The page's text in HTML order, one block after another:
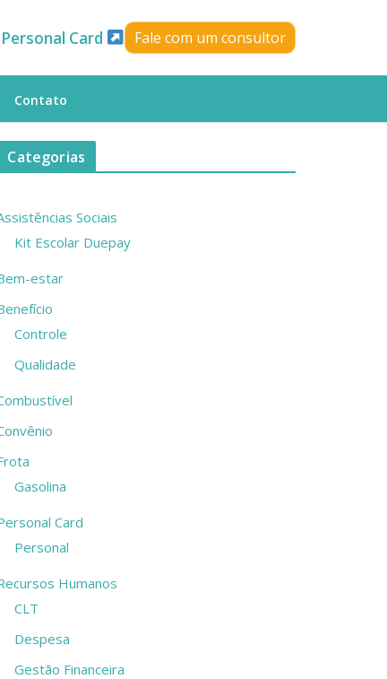
Card Fale com um consultor
Contato
Categorias
Sociais
Kit Escolar Duepay
estar
Controle
Qualidade
Gasolina
Card
Personal
Humanos
CLT
Despesa
Gestão Financeira